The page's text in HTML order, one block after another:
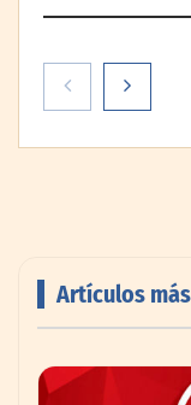
pisos
Artículos